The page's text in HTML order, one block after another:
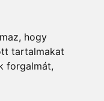
hogy
tartalmakat
forgalmát,